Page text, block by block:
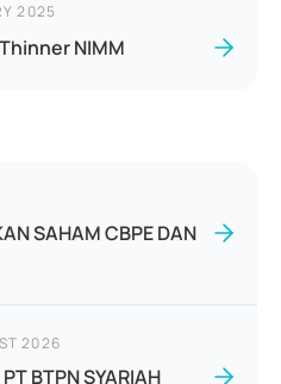
2025
NIMM
SAHAM CBPE DAN
2026
BTPN SYARIAH